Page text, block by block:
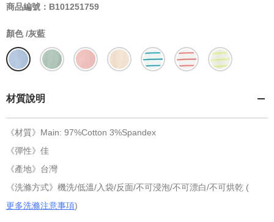
商品編號：B101251759
顏色 /灰藍
材質說明
《材質》Main: 97%Cotton 3%Spandex
《彈性》佳
《產地》台灣
《洗滌方式》機洗/低溫/入袋/反面/不可浸泡/不可漂白/不可烘乾 (
更多洗滌注意事項)